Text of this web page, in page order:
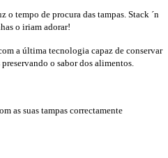
o tempo de procura das tampas. Stack ´n
o iriam adorar!
a última tecnologia capaz de conservar
o sabor dos alimentos.
as suas tampas correctamente